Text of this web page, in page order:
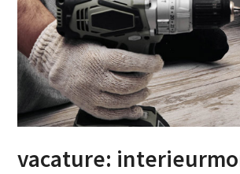
vacature: